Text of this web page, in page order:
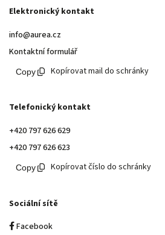
Elektronický kontakt
info@aurea.cz
Kontaktní formulář
Kopírovat mail do schránky
Telefonický kontakt
+420 797 626 629
+420 797 626 623
Kopírovat číslo do schránky
Sociální sítě
Facebook